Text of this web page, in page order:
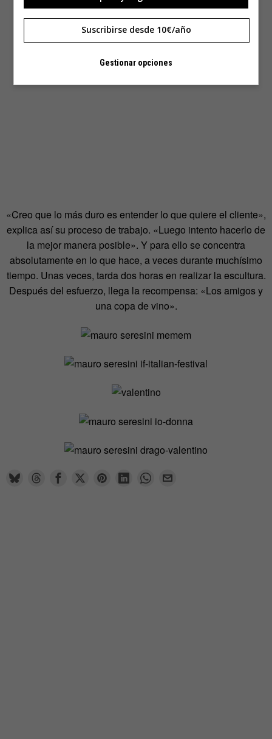
«Creo que lo más duro es entender lo que quiere el cliente»,
explica así su proceso de trabajo. «Luego intento hacerlo de
la mejor manera posible». Y para ello se concentra
absolutamente en lo que hace, a veces durante muchísimo
tiempo. Unas veces, tarda dos horas en realizar la escultura.
Después del esfuerzo, llega la recompensa: «Los amigos y
una copa de vino».
Suscribirse desde 10€/año
Gestionar opciones